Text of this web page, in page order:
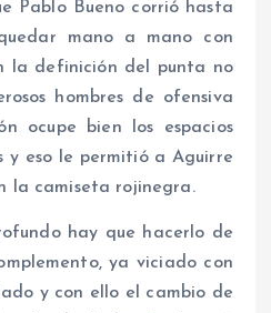
Pablo Bueno corrió hasta
mano a mano con
la definición del punta no
hombres de ofensiva
ocupe bien los espacios
y eso le permitió a Aguirre
la camiseta rojinegra.
hay que hacerlo de
ya viciado con
y con ello el cambio de